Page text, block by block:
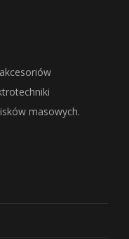
masowych.